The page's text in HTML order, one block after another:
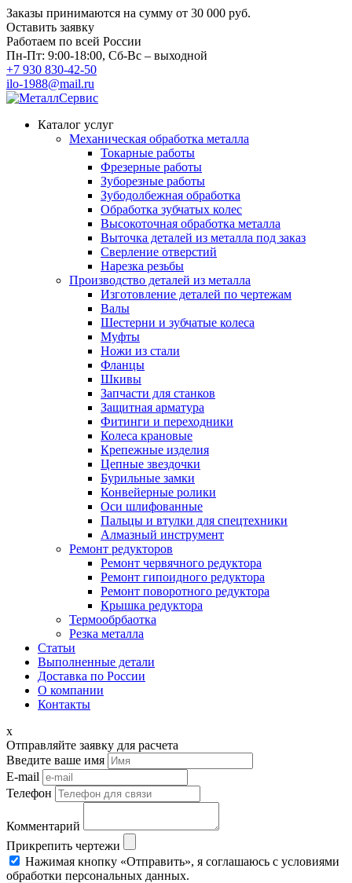
Заказы принимаются на сумму от 30 000 руб.
Оставить заявку
Работаем по всей России
Пн-Пт: 9:00-18:00, Сб-Вс – выходной
+7 930 830-42-50
ilo-1988@mail.ru
Каталог услуг
Механическая обработка металла
Токарные работы
Фрезерные работы
Зуборезные работы
Зубодолбежная обработка
Обработка зубчатых колес
Высокоточная обработка металла
Выточка деталей из металла под заказ
Сверление отверстий
Нарезка резьбы
Производство деталей из металла
Изготовление деталей по чертежам
Валы
Шестерни и зубчатые колеса
Муфты
Ножи из стали
Фланцы
Шкивы
Запчасти для станков
Защитная арматура
Фитинги и переходники
Колеса крановые
Крепежные изделия
Цепные звездочки
Бурильные замки
Конвейерные ролики
Оси шлифованные
Пальцы и втулки для спецтехники
Алмазный инструмент
Ремонт редукторов
Ремонт червячного редуктора
Ремонт гипоидного редуктора
Ремонт поворотного редуктора
Крышка редуктора
Термообрбаотка
Резка металла
Статьи
Выполненные детали
Доставка по России
О компании
Контакты
x
Отправляйте заявку для расчета
Введите ваше имя
E-mail
Телефон
Комментарий
Прикрепить чертежи
Нажимая кнопку «Отправить», я соглашаюсь с условиями
обработки персональных данных.